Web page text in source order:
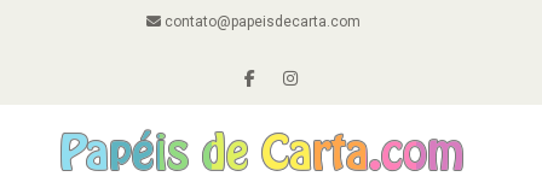
contato@papeisdecarta.com